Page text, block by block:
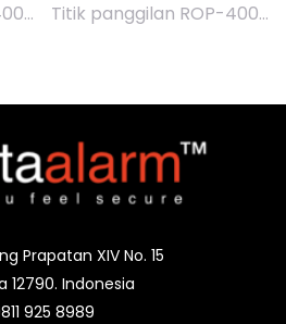
Titik panggilan ROP-400
manual ketika ditemukan
untuk beroperasi di jalur
deteksi ACSP-402; panel
kontrol alarm kebakaran
Prapatan XIV No. 15
12790. Indonesia
925 8989